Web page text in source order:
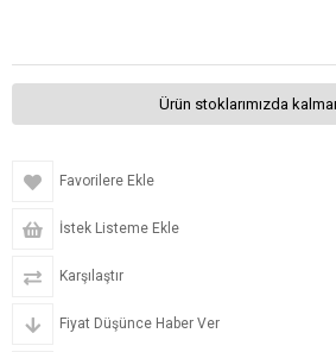
Ürün stoklarımızda
Favorilere Ekle
İstek Listeme Ekle
Karşılaştır
Fiyat Düşünce Haber Ver